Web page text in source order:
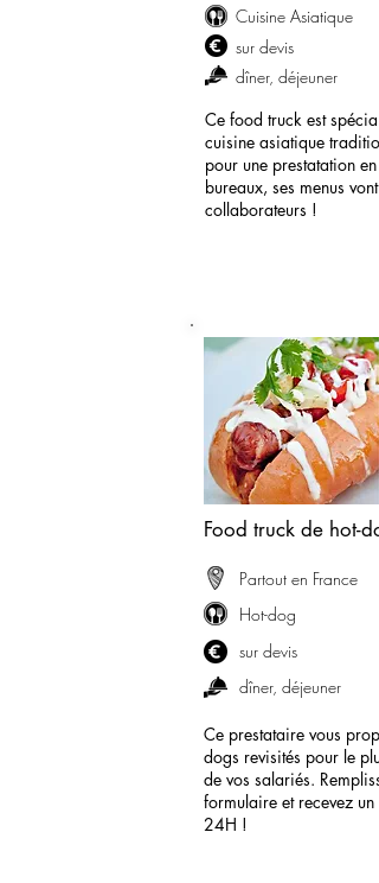
Cuisine Asiatique
sur devis
dîner, déjeuner
Ce food truck est
cuisine asiatique
pour une prestatation en
bureaux, ses menus vont
collaborateurs !
Food truck de hot-
Partout en France
Hot-dog
sur devis
dîner, déjeuner
Ce prestataire vous
dogs revisités pour le
de vos salariés.
formulaire et recevez un
24H !